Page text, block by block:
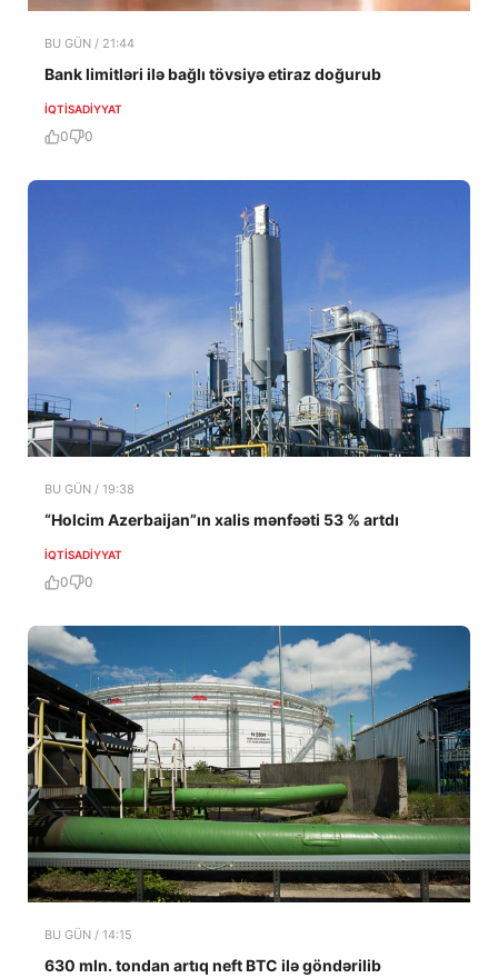
BU GÜN / 21:44
Bank limitləri ilə bağlı tövsiyə etiraz doğurub
İQTISADIYYAT
0 0
BU GÜN / 19:38
“Holcim Azerbaijan”ın xalis mənfəəti 53 % artdı
İQTISADIYYAT
0 0
BU GÜN / 14:15
630 mln. tondan artıq neft BTC ilə göndərilib